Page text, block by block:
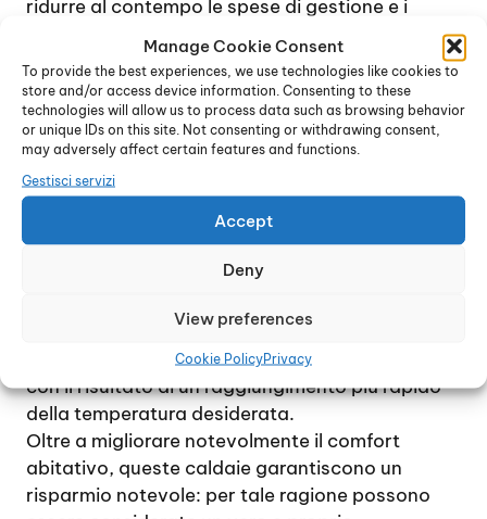
Manage Cookie Consent
To provide the best experiences, we use technologies like cookies to
store and/or access device information. Consenting to these
technologies will allow us to process data such as browsing behavior
or unique IDs on this site. Not consenting or withdrawing consent,
may adversely affect certain features and functions.
Gestisci servizi
Accept
Deny
View preferences
Cookie PolicyPrivacy
ridurre al contempo le spese di gestione e i
Grazie alla tecnologia innovativa sulla quale si
basano questi dispositivi, vengono utilizzati i
vapori di combustione, dalla temperatura molto
elevata, per incrementare la potenza
dell’impianto riscaldante. Infatti, una caldaia,
durante il processo di combustione,
normalmente genera vapori che possono
facilmente raggiungere anche una temperatura
permette di riutilizzare questo calore e
sfruttarlo per potenziare l’impianto riscaldante,
con il risultato di un raggiungimento più rapido
della temperatura desiderata.
Oltre a migliorare notevolmente il comfort
abitativo, queste caldaie garantiscono un
risparmio notevole: per tale ragione possono